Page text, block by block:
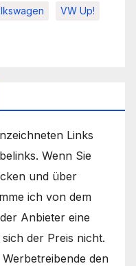
VW Up!
Links
Wenn Sie
und über
ich von dem
Anbieter eine
der Preis nicht.
den